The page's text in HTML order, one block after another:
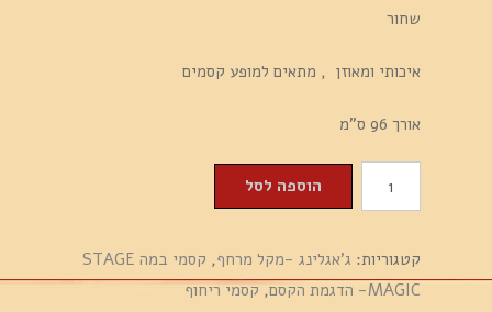
שחור
איכותי ומאוזן , מתאים למופע קסמים
אורך 96 ס"מ
של
מרחף
מקצועי
הוספה לסל
קטגוריות: ג'אגלינג -מקל מרחף,
קסמי במה STAGE
MAGIC- הדגמת הקסם
, קסמי ריחוף